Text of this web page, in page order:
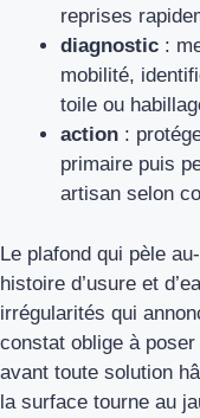
reprises
diagnostic :
mobilité,
toile ou
action :
primaire puis
artisan selon
Le plafond qui pèle
histoire d’usure et
irrégularités qui
constat oblige à
avant toute solution
la surface tourne au